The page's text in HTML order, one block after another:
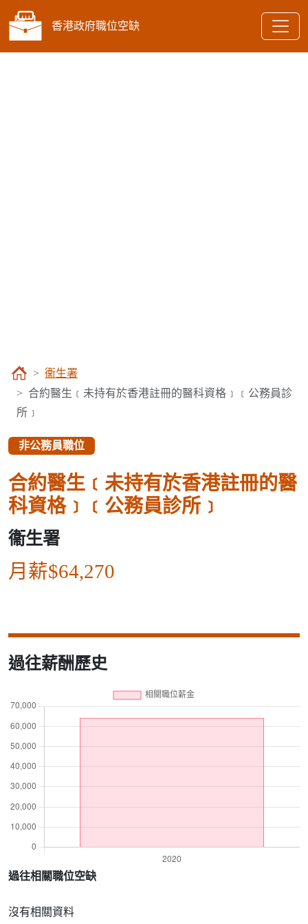
香港政府職位空缺
衞生署
合約醫生﹝未持有於香港註冊的醫科資格﹞﹝公務員診
所﹞
非公務員職位
合約醫生﹝未持有於香港註冊的醫
科資格﹞﹝公務員診所﹞
衞生署
月薪$64,270
過往薪酬歷史
過往相關職位空缺
沒有相關資料